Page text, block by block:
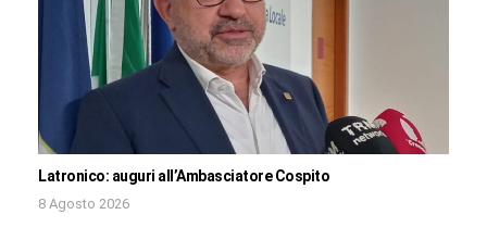
Latronico: auguri all’Ambasciatore Cospito
8 Agosto 2026